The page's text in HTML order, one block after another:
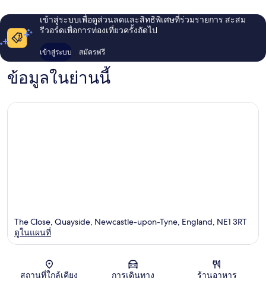
เข้าสู่ระบบเพื่อดูส่วนลดและสิทธิพิเศษที่ร่วมรายการ สะสม
รีวอร์ดเพื่อการท่องเที่ยวครั้งถัดไป
เข้าสู่ระบบ สมัครฟรี
ข้อมูลในย่านนี้
แผนที่
The Close, Quayside, Newcastle-upon-Tyne, England, NE1 3RT
ดูในแผนที่
สถานที่ใกล้เคียง การเดินทาง ร้านอาหาร